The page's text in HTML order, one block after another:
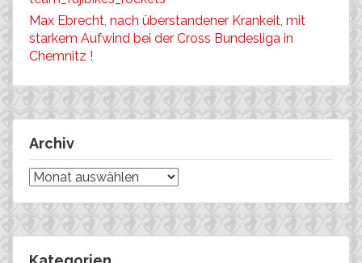
Max Ebrecht, nach überstandener Krankeit, mit
starkem Aufwind bei der Cross Bundesliga in
Chemnitz !
Archiv
Archiv